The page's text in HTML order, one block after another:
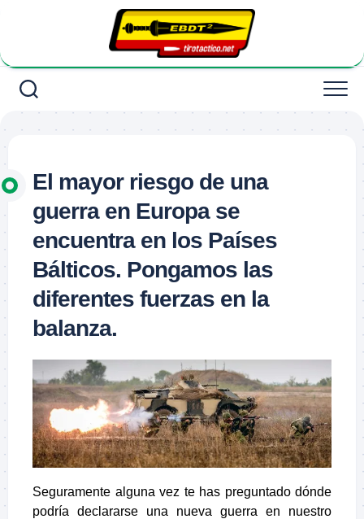
El mayor riesgo de una
guerra en Europa se
encuentra en los Países
Bálticos. Pongamos las
diferentes fuerzas en la
balanza.
Seguramente alguna vez te has preguntado dónde
podría declararse una nueva guerra en nuestro